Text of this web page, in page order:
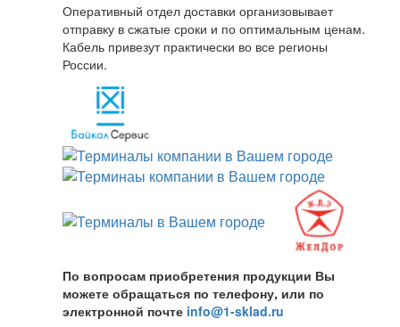
Оперативный отдел доставки организовывает
отправку в сжатые сроки и по оптимальным ценам.
Кабель привезут практически во все регионы
России.
По вопросам приобретения продукции Вы
можете обращаться по телефону, или по
электронной почте info@1-sklad.ru